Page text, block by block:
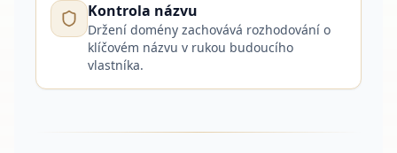
Kontrola názvu
Držení domény zachovává rozhodování o
klíčovém názvu v rukou budoucího
vlastníka.